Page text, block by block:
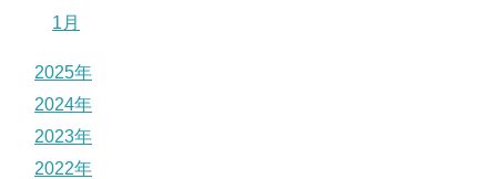
1月
2025年
2024年
2023年
2022年